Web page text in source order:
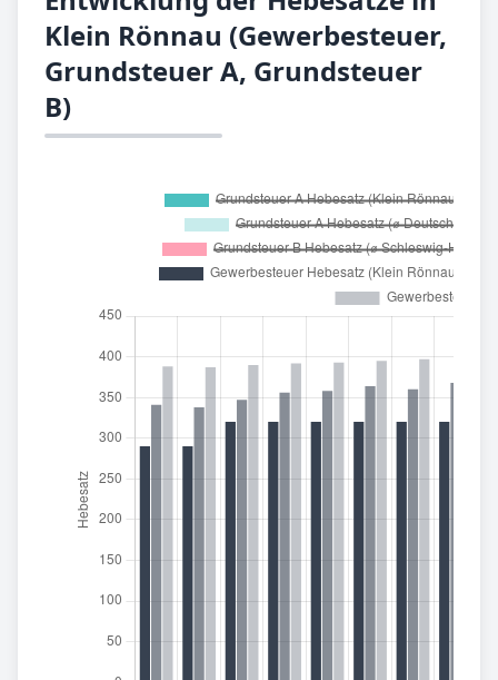
Klein Rönnau (Gewerbesteuer,
Grundsteuer A, Grundsteuer
B)